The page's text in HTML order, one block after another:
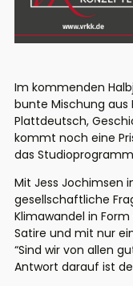
Im kommenden
bunte Mischung aus
Plattdeutsch,
kommt noch eine
das
Mit Jess Jochimsen
gesellschaftliche
Klimawandel in
Satire und mit nur
“Sind wir von allen
Antwort darauf ist